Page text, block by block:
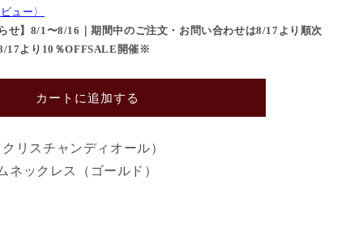
ュー〉
せ】8/1〜8/16｜期間中のご注文・お問い合わせは8/17より順次
17より10％OFFSALE開催※
カートに追加する
リスチャンディオール）
ネックレス（ゴールド）